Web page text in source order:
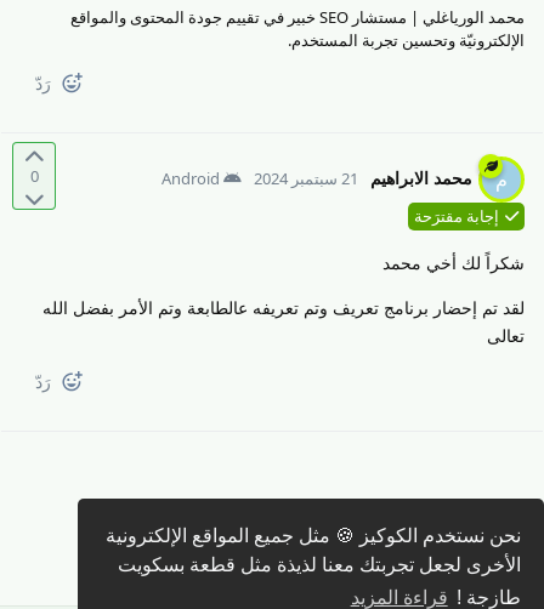
نحن نستخدم الكوكيز 🍪 مثل جميع المواقع الإلكترونية
الأخرى لجعل تجربتك معنا لذيذة مثل قطعة بسكويت
طازجة ! قراءة المزيد
محمد الورياغلي | مستشار SEO خبير في تقييم جودة المحتوى والمواقع
الإلكترونيّة وتحسين تجربة المستخدم.
رَدّ
0 م محمد الابراهيم 21 سبتمبر 2024
Android
إجابة مقترَحة
شكراً لك أخي محمد
لقد تم إحضار برنامج تعريف وتم تعريفه عالطابعة وتم الأمر بفضل الله
تعالى
رَدّ
كتابة رد 🖊️